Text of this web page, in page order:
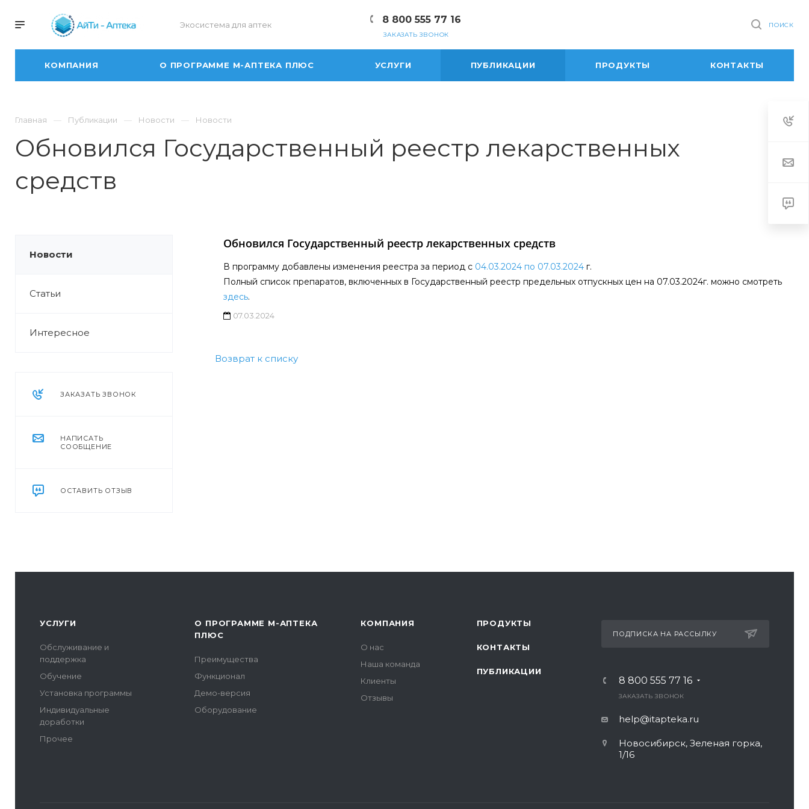
Экосистема для аптек 8 800 555 77 16
ЗАКАЗАТЬ ЗВОНОК
ПОИСК
КОМПАНИЯ О ПРОГРАММЕ М-АПТЕКА ПЛЮС УСЛУГИ ПУБЛИКАЦИИ ПРОДУКТЫ КОНТАКТЫ
Главная Публикации Новости Новости
Обновился Государственный реестр лекарственных
средств
Новости
Статьи
Интересное
ЗАКАЗАТЬ ЗВОНОК
НАПИСАТЬ
СООБЩЕНИЕ
ОСТАВИТЬ ОТЗЫВ
Обновился Государственный реестр лекарственных средств
В программу добавлены изменения реестра за период c 04.03.2024 по 07.03.2024г.
Полный список препаратов, включенных в Государственный реестр предельных отпускных цен на 07.03.2024г. можно смотреть
здесь.
07.03.2024
Возврат к списку
УСЛУГИ
Обслуживание и
поддержка
Обучение
Установка программы
Индивидуальные
доработки
Прочее
О ПРОГРАММЕ М-АПТЕКА
ПЛЮС
Преимущества
Функционал
Демо-версия
Оборудование
КОМПАНИЯ
О нас
Наша команда
Клиенты
Отзывы
ПРОДУКТЫ
КОНТАКТЫ
ПУБЛИКАЦИИ
ПОДПИСКА НА РАССЫЛКУ
8 800 555 77 16
ЗАКАЗАТЬ ЗВОНОК
help@itapteka.ru
Новосибирск, Зеленая горка,
1/16